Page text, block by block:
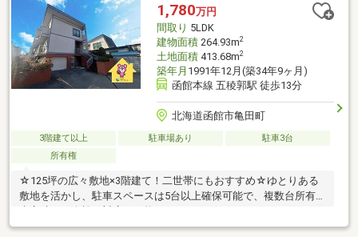
1,780万円
間取り 5LDK
建物面積264.93m2
土地面積413.68m2
築年月 1991年12月(築34年9ヶ月)
函館本線 五稜郭駅 徒歩13分
北海道函館市亀田町
3階建て以上 駐車場あり
駐車3台
所有権
☆125坪の広々敷地×3階建て！二世帯にもおすすめ☆ゆとりある
敷地を活かし、駐車スペースは5台以上確保可能で、複数台所有や